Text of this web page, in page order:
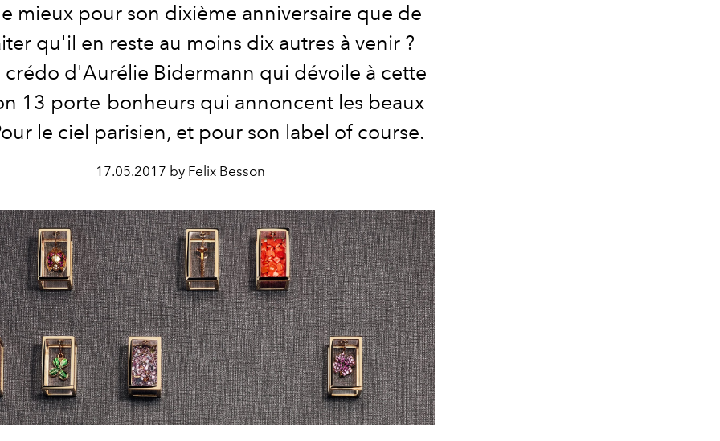
mieux pour son dixième anniversaire que de
qu'il en reste au moins dix autres à venir ?
crédo d'Aurélie Bidermann qui dévoile à cette
13 porte-bonheurs qui annoncent les beaux
le ciel parisien, et pour son label of course.
17.05.2017 by Felix Besson